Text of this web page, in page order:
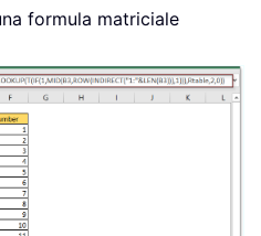
formula matriciale